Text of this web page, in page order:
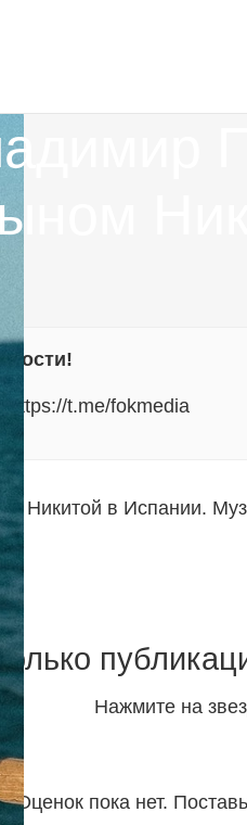
https://t.me/fokmedia
Никитой в Испании.
Нажмите на
Оценок пока нет.